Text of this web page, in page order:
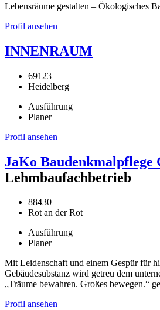
Lebensräume gestalten – Ökologisches
Profil ansehen
INNENRAUM
69123
Heidelberg
Ausführung
Planer
Profil ansehen
JaKo Baudenkmalpflege
Lehmbaufachbetrieb
88430
Rot an der Rot
Ausführung
Planer
Mit Leidenschaft und einem Gespür für
Gebäudesubstanz wird getreu dem
„Träume bewahren. Großes bewegen.“
Profil ansehen